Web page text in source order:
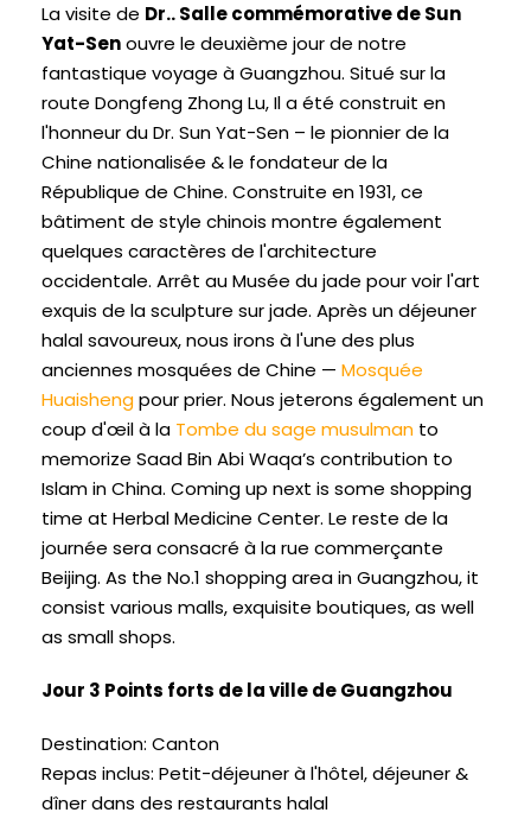
La visite de Dr.. Salle commémorative de Sun
Yat-Senouvre le deuxième jour de notre
fantastique voyage à Guangzhou. Situé sur la
route Dongfeng Zhong Lu, Il a été construit en
l'honneur du Dr. Sun Yat-Sen – le pionnier de la
Chine nationalisée & le fondateur de la
République de Chine. Construite en 1931, ce
bâtiment de style chinois montre également
quelques caractères de l'architecture
occidentale. Arrêt au Musée du jade pour voir l'art
exquis de la sculpture sur jade. Après un déjeuner
halal savoureux, nous irons à l'une des plus
anciennes mosquées de Chine — Mosquée
Huaishengpour prier. Nous jeterons également un
coup d'œil à la Tombe du sage musulman to
memorize Saad Bin Abi Waqa’s contribution to
Islam in China. Coming up next is some shopping
time at Herbal Medicine Center. Le reste de la
journée sera consacré à la rue commerçante
Beijing. As the No.1 shopping area in Guangzhou,it
consist various malls,exquisite boutiques,as well
as small shops.
Jour 3 Points forts de la ville de Guangzhou
Destination: Canton
Repas inclus: Petit-déjeuner à l'hôtel, déjeuner &
dîner dans des restaurants halal